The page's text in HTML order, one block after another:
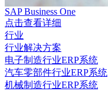
SAP Business One
点击查看详细
行业
行业解决方案
电子制造行业ERP系统
汽车零部件行业ERP系统
机械制造行业ERP系统